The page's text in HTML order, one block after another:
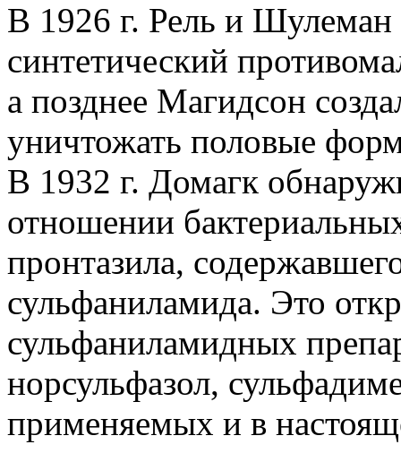
В 1926 г. Рель и Шулеман
синтетический
а позднее Магидсон
уничтожать половые
В 1932 г. Домагк
отношении
пронтазила,
сульфаниламида. Это
сульфаниламидных
норсульфазол,
применяемых и в